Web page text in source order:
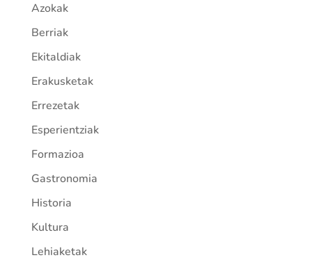
Azokak
Berriak
Ekitaldiak
Erakusketak
Errezetak
Esperientziak
Formazioa
Gastronomia
Historia
Kultura
Lehiaketak